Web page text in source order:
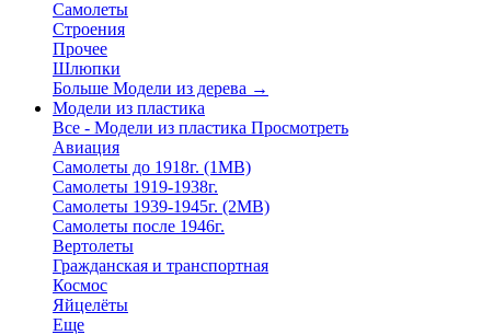
Самолеты
Строения
Прочее
Шлюпки
Больше Модели из дерева →
Модели из пластика
Все - Модели из пластика Просмотреть
Авиация
Самолеты до 1918г. (1МВ)
Самолеты 1919-1938г.
Самолеты 1939-1945г. (2МВ)
Самолеты после 1946г.
Вертолеты
Гражданская и транспортная
Космос
Яйцелёты
Еще